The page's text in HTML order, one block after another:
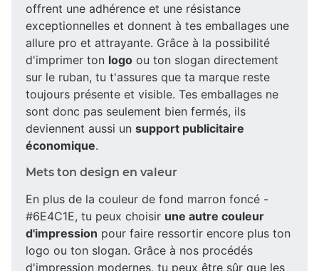
offrent une adhérence et une résistance
exceptionnelles et donnent à tes emballages une
allure pro et attrayante. Grâce à la possibilité
d'imprimer ton logo ou ton slogan directement
sur le ruban, tu t'assures que ta marque reste
toujours présente et visible. Tes emballages ne
sont donc pas seulement bien fermés, ils
deviennent aussi un support publicitaire
économique.
Mets ton design en valeur
En plus de la couleur de fond marron foncé -
#6E4C1E, tu peux choisir une autre couleur
d'impression pour faire ressortir encore plus ton
logo ou ton slogan. Grâce à nos procédés
d'impression modernes, tu peux être sûr que les